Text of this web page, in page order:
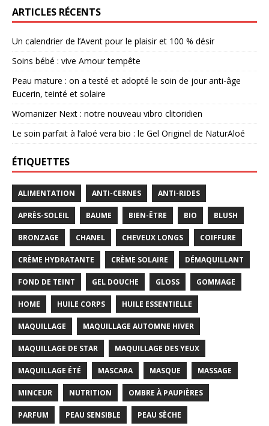
ARTICLES RÉCENTS
Un calendrier de l’Avent pour le plaisir et 100 % désir
Soins bébé : vive Amour tempête
Peau mature : on a testé et adopté le soin de jour anti-âge
Eucerin, teinté et solaire
Womanizer Next : notre nouveau vibro clitoridien
Le soin parfait à l’aloé vera bio : le Gel Originel de NaturAloé
ÉTIQUETTES
ALIMENTATION ANTI-CERNES ANTI-RIDES
APRÈS-SOLEIL BAUME BIEN-ÊTRE BIO BLUSH
BRONZAGE CHANEL CHEVEUX LONGS COIFFURE
CRÈME HYDRATANTE CRÈME SOLAIRE DÉMAQUILLANT
FOND DE TEINT GEL DOUCHE GLOSS GOMMAGE
HOME HUILE CORPS HUILE ESSENTIELLE
MAQUILLAGE MAQUILLAGE AUTOMNE HIVER
MAQUILLAGE DE STAR MAQUILLAGE DES YEUX
MAQUILLAGE ÉTÉ MASCARA MASQUE MASSAGE
MINCEUR NUTRITION OMBRE À PAUPIÈRES
PARFUM PEAU SENSIBLE PEAU SÈCHE